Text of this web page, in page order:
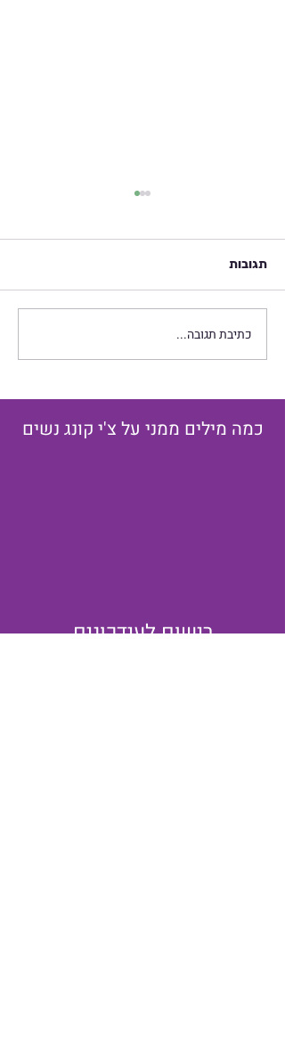
תגובות
כתיבת תגובה...
כמה מילים ממני על צ'י קונג נשים
רישום לעידכונים